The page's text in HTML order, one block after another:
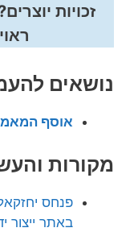
זכויות
נושאים
אוסף
מקורות
באתר ייצור